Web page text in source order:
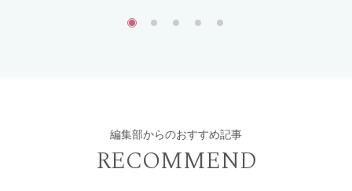
編集部からのおすすめ記事
RECOMMEND